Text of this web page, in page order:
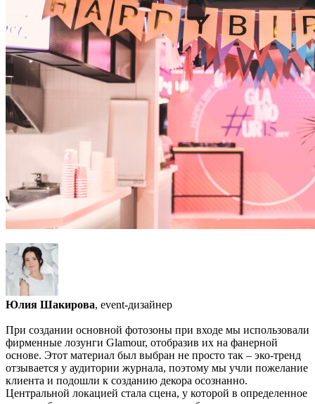
Юлия Шакирова, event-дизайнер
При создании основной фотозоны при входе мы использовали
фирменные лозунги Glamour, отобразив их на фанерной
основе. Этот материал был выбран не просто так – эко-тренд
отзывается у аудитории журнала, поэтому мы учли пожелание
клиента и подошли к созданию декора осознанно.
Центральной локацией стала сцена, у которой в определенное